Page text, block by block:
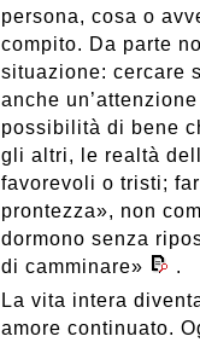
persona, cosa o
compito. Da parte
situazione: cercare
anche
possibilità di bene
gli altri, le realtà
favorevoli o tristi;
prontezza», non
dormono senza
di camminare»
.
La vita intera
amore continuato.